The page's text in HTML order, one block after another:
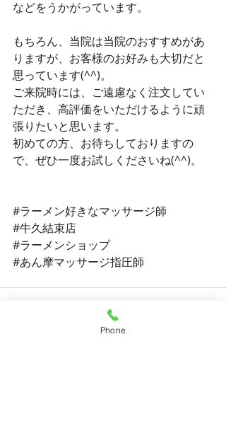
などをうかがっています。
もちろん、当院は当院のおすすめがあ
りますが、お客様のお好みも大切だと
思っています(^^)。
ご来院時には、ご遠慮なく注文してい
ただき、高評価をいただけるように頑
張りたいと思います。
初めての方、お待ちしておりますの
で、ぜひ一度お試しくださいね(^^)。
#ラーメン好きなマッサージ師
#牛久結束店
#ラーメンショップ
#あん摩マッサージ指圧師
Phone